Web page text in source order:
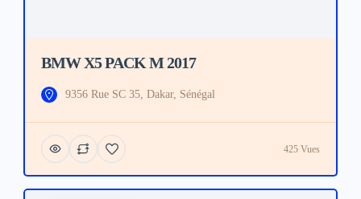
BMW X5 PACK M 2017
9356 Rue SC 35, Dakar, Sénégal
425 Vues